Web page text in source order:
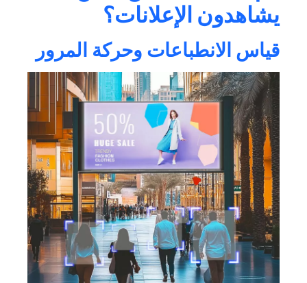
يشاهدون الإعلانات؟
قياس الانطباعات وحركة المرور